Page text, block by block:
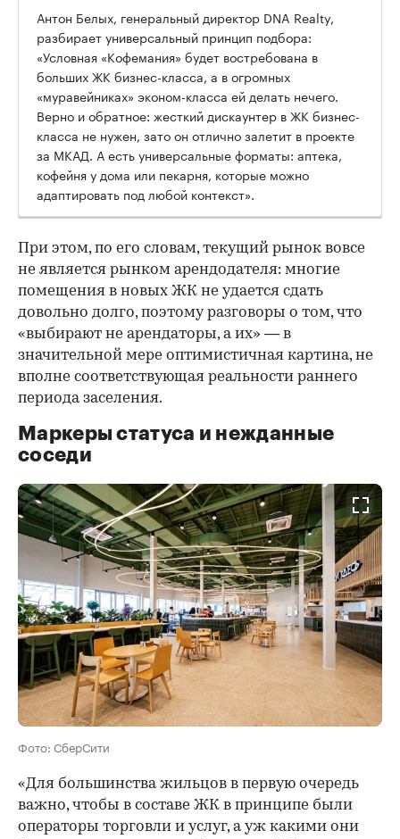
Антон Белых, генеральный директор DNA Realty,
разбирает универсальный принцип подбора:
«Условная «Кофемания» будет востребована в
больших ЖК бизнес-класса, а в огромных
«муравейниках» эконом-класса ей делать нечего.
Верно и обратное: жесткий дискаунтер в ЖК бизнес-
класса не нужен, зато он отлично залетит в проекте
за МКАД. А есть универсальные форматы: аптека,
кофейня у дома или пекарня, которые можно
адаптировать под любой контекст».
При этом, по его словам, текущий рынок вовсе
не является рынком арендодателя: многие
помещения в новых ЖК не удается сдать
довольно долго, поэтому разговоры о том, что
«выбирают не арендаторы, а их» — в
значительной мере оптимистичная картина, не
вполне соответствующая реальности раннего
периода заселения.
Маркеры статуса и нежданные
соседи
Фото: СберСити
«Для большинства жильцов в первую очередь
важно, чтобы в составе ЖК в принципе были
операторы торговли и услуг, а уж какими они